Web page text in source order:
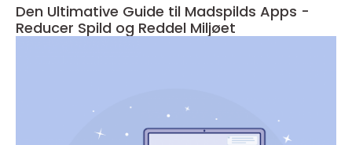
Den Ultimative Guide til Madspilds Apps -
Reducer Spild og Reddel Miljøet